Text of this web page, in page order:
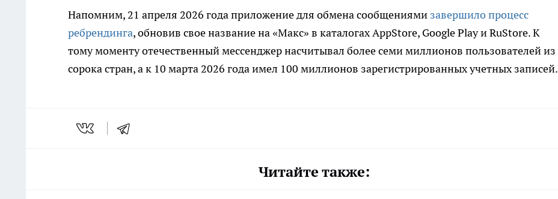
Напомним, 21 апреля 2026 года приложение для обмена сообщениями завершило процесс
ребрендинга, обновив свое название на «Макс» в каталогах AppStore, Google Play и RuStore. К
тому моменту отечественный мессенджер насчитывал более семи миллионов пользователей из
сорока стран, а к 10 марта 2026 года имел 100 миллионов зарегистрированных учетных записей.
Читайте также: